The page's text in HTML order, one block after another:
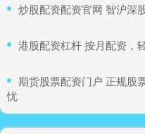
炒股配资配资官网 智沪深
港股配资杠杆 按月配资，
期货股票配资门户 正规股
忧